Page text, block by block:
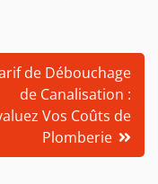
de Débouchage
de Canalisation :
Vos Coûts de
Plomberie